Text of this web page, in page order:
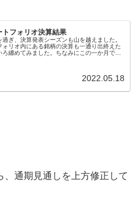
トフォリオ決算結果
過ぎ、決算発表シーズンも山を越えました。
ォリオ内にある銘柄の決算も一通り出終えた
ろ纏めてみました。ちなみにこの一か月で２
2022.05.18
、通期見通しを上方修正して